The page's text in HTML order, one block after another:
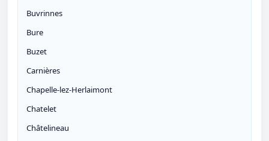
Buvrinnes
Bure
Buzet
Carnières
Chapelle-lez-Herlaimont
Chatelet
Châtelineau